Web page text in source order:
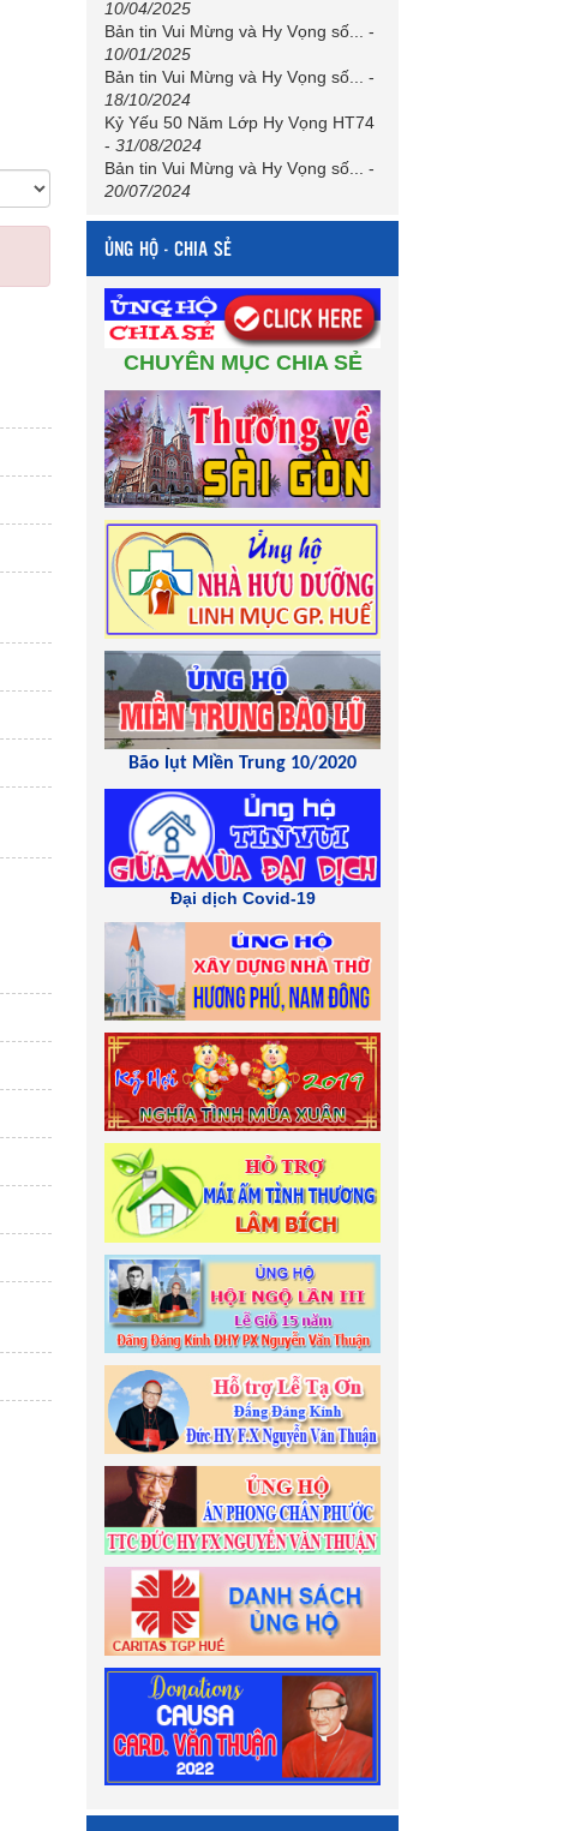
10/04/2025
Bản tin Vui Mừng và Hy Vọng số...
-
10/01/2025
Bản tin Vui Mừng và Hy Vọng số...
-
18/10/2024
Kỷ Yếu 50 Năm Lớp Hy Vọng HT74
- 31/08/2024
Bản tin Vui Mừng và Hy Vọng số...
-
20/07/2024
ỦNG HỘ - CHIA SẺ
CHUYÊN MỤC CHIA SẺ
Bão lụt Miền Trung 10/2020
Đại dịch Covid-19